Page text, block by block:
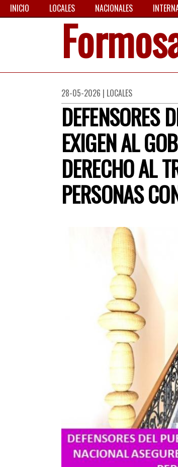
INICIO LOCALES NACIONALES
28-05-2026 | LOCALES
DEFENSORES
EXIGEN AL
DERECHO AL
PERSONAS